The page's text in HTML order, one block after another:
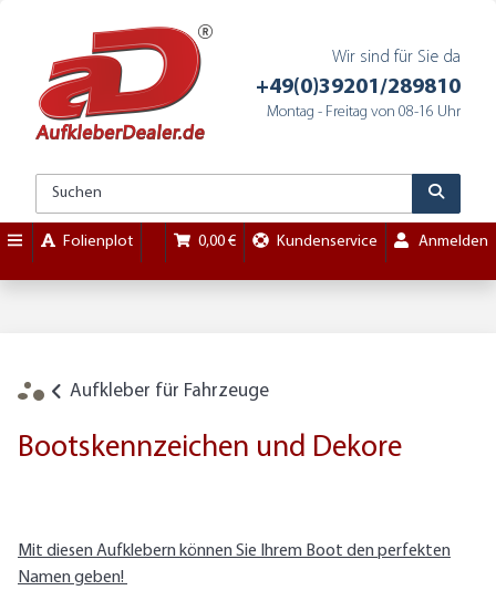
Wir sind für Sie da
+49(0)39201/289810
Montag - Freitag von 08-16 Uhr
Folienplot 0,00 € Kundenservice Anmelden
Aufkleber für Fahrzeuge
Bootskennzeichen und Dekore
Mit diesen Aufklebern können Sie Ihrem Boot den perfekten
Namen geben!